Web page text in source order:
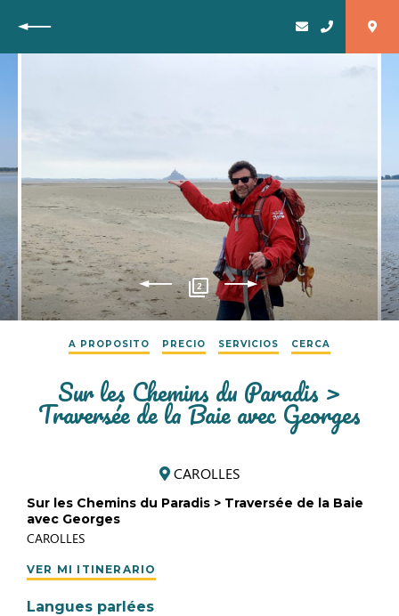
Vuelta
2
A PROPOSITO PRECIO SERVICIOS CERCA
Sur les Chemins du Paradis >
Traversée de la Baie avec Georges
CAROLLES
Sur les Chemins du Paradis > Traversée de la Baie
avec Georges
CAROLLES
VER MI ITINERARIO
Langues parlées